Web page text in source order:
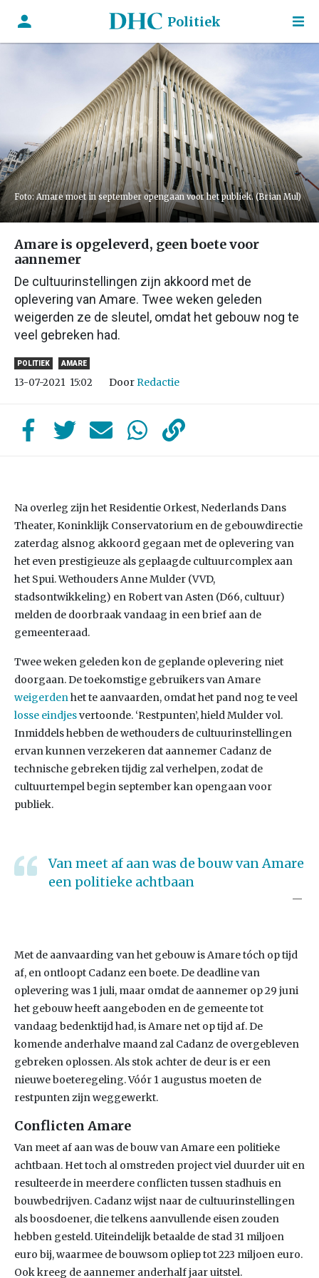
Politiek
Foto: Amare moet in september opengaan voor het publiek. (Brian Mul)
Amare is opgeleverd, geen boete voor
aannemer
De cultuurinstellingen zijn akkoord met de
oplevering van Amare. Twee weken geleden
weigerden ze de sleutel, omdat het gebouw nog te
veel gebreken had.
POLITIEK AMARE
13-07-2021 15:02 DoorRedactie
Na overleg zijn het Residentie Orkest, Nederlands Dans
Theater, Koninklijk Conservatorium en de gebouwdirectie
zaterdag alsnog akkoord gegaan met de oplevering van
het even prestigieuze als geplaagde cultuurcomplex aan
het Spui. Wethouders Anne Mulder (VVD,
stadsontwikkeling) en Robert van Asten (D66, cultuur)
melden de doorbraak vandaag in een brief aan de
gemeenteraad.
Twee weken geleden kon de geplande oplevering niet
doorgaan. De toekomstige gebruikers van Amare
weigerdenhet te aanvaarden, omdat het pand nog te veel
losse eindjesvertoonde. ‘Restpunten’, hield Mulder vol.
Inmiddels hebben de wethouders de cultuurinstellingen
ervan kunnen verzekeren dat aannemer Cadanz de
technische gebreken tijdig zal verhelpen, zodat de
cultuurtempel begin september kan opengaan voor
publiek.
Van meet af aan was de bouw van Amare
een politieke achtbaan
Met de aanvaarding van het gebouw is Amare tóch op tijd
af, en ontloopt Cadanz een boete. De deadline van
oplevering was 1 juli, maar omdat de aannemer op 29 juni
het gebouw heeft aangeboden en de gemeente tot
vandaag bedenktijd had, is Amare net op tijd af. De
komende anderhalve maand zal Cadanz de overgebleven
gebreken oplossen. Als stok achter de deur is er een
nieuwe boeteregeling. Vóór 1 augustus moeten de
restpunten zijn weggewerkt.
Conflicten Amare
Van meet af aan was de bouw van Amare een politieke
achtbaan. Het toch al omstreden project viel duurder uit en
resulteerde in meerdere conflicten tussen stadhuis en
bouwbedrijven. Cadanz wijst naar de cultuurinstellingen
als boosdoener, die telkens aanvullende eisen zouden
hebben gesteld. Uiteindelijk betaalde de stad 31 miljoen
euro bij, waarmee de bouwsom opliep tot 223 miljoen euro.
Ook kreeg de aannemer anderhalf jaar uitstel.